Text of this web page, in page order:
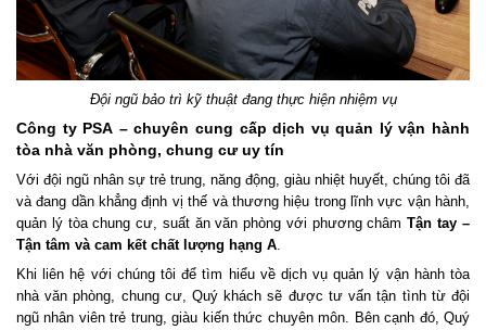
Đội ngũ bảo trì kỹ thuật đang thực hiện nhiệm vụ
Công ty PSA – chuyên cung cấp dịch vụ quản lý vận hành
tòa nhà văn phòng, chung cư uy tín
Với đội ngũ nhân sự trẻ trung, năng động, giàu nhiệt huyết, chúng tôi đã
và đang dần khẳng định vị thế và thương hiệu trong lĩnh vực vận hành,
quản lý tòa chung cư, suất ăn văn phòng với phương châm Tận tay –
Tận tâm và cam kết chất lượng hạng A.
Khi liên hệ với chúng tôi để tìm hiểu về dịch vụ quản lý vận hành tòa
nhà văn phòng, chung cư, Quý khách sẽ được tư vấn tận tình từ đội
ngũ nhân viên trẻ trung, giàu kiến thức chuyên môn. Bên cạnh đó, Quý